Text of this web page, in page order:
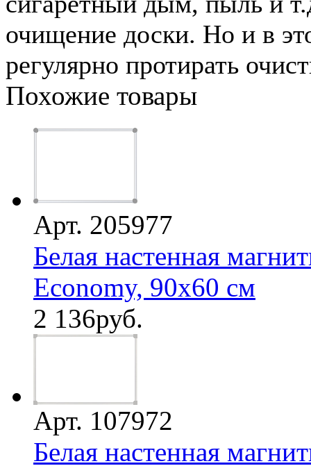
очищение доски. Но и в
регулярно протирать
Похожие товары
Арт. 205977
Белая настенная
Economy, 90х60 см
2 136руб.
Арт. 107972
Белая настенная